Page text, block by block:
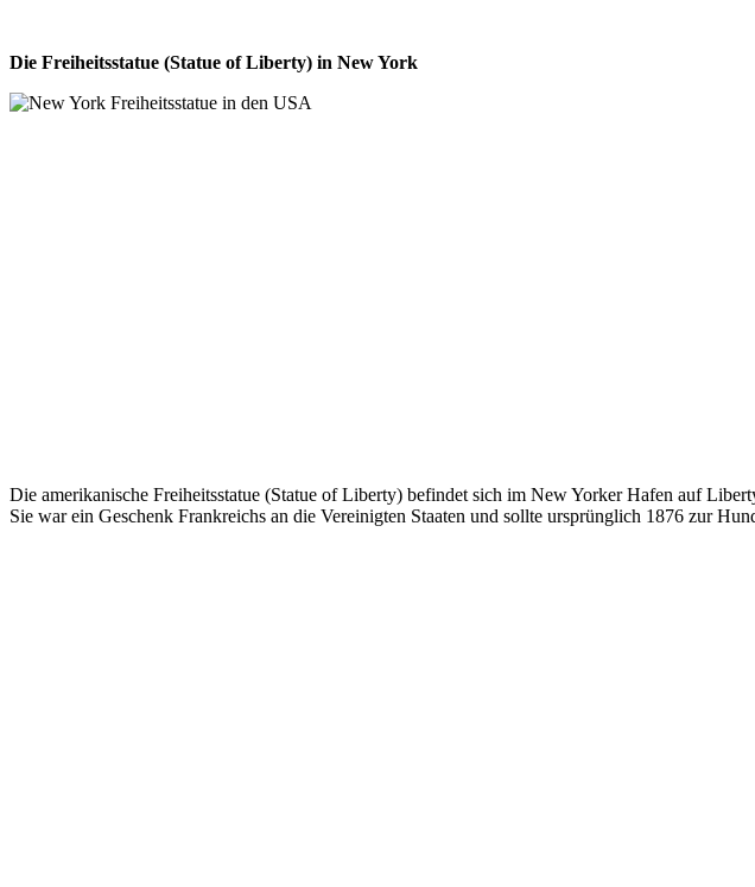
Die Freiheitsstatue (Statue of Liberty) in New York
Die amerikanische Freiheitsstatue (Statue of Liberty) befindet sich im New Yorker Hafen auf
Sie war ein Geschenk Frankreichs an die Vereinigten Staaten und sollte ursprünglich 1876 zur